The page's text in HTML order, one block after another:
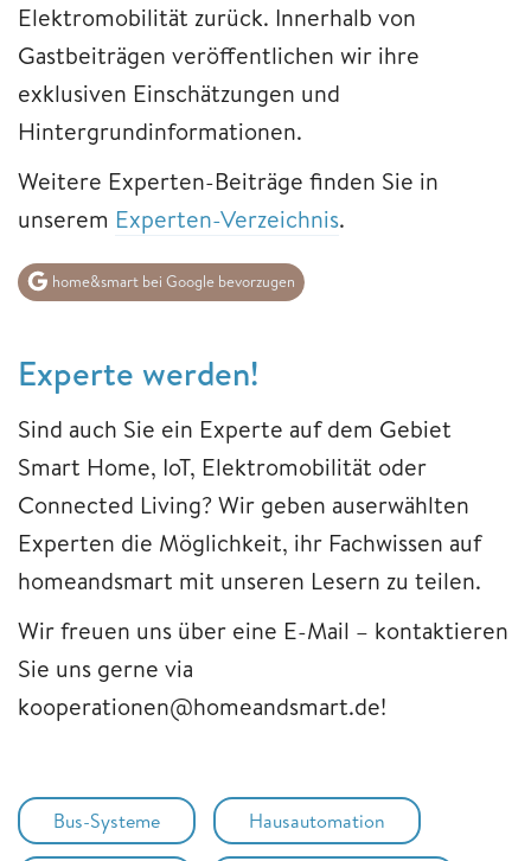
Elektromobilität zurück. Innerhalb von
Gastbeiträgen veröffentlichen wir ihre
exklusiven Einschätzungen und
Hintergrundinformationen.
Weitere Experten-Beiträge finden Sie in
unserem Experten-Verzeichnis.
home&smart bei Google bevorzugen
Experte werden!
Sind auch Sie ein Experte auf dem Gebiet
Smart Home, IoT, Elektromobilität oder
Connected Living? Wir geben auserwählten
Experten die Möglichkeit, ihr Fachwissen auf
homeandsmart mit unseren Lesern zu teilen.
Wir freuen uns über eine E-Mail – kontaktieren
Sie uns gerne via
kooperationen@homeandsmart.de!
Bus-Systeme Hausautomation